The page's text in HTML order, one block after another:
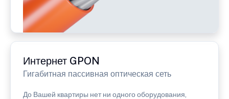
Интернет GPON
Гигабитная пассивная оптическая сеть
До Вашей квартиры нет ни одного оборудования,